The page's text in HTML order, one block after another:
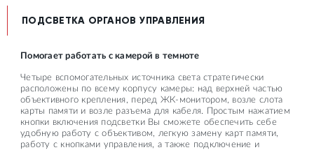
ПОДСВЕТКА ОРГАНОВ УПРАВЛЕНИЯ
Помогает работать с камерой в темноте
Четыре вспомогательных источника света стратегически
расположены по всему корпусу камеры: над верхней частью
объективного крепления, перед ЖК-монитором, возле слота
карты памяти и возле разъема для кабеля. Простым нажатием
кнопки включения подсветки Вы сможете обеспечить себе
удобную работу с объективом, легкую замену карт памяти,
работу с кнопками управления, а также подключение и